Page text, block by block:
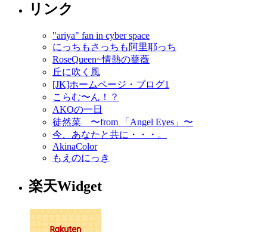
リンク
"ariya" fan in cyber space
にっちもさっちも阿里耶っち
RoseQueen~情熱の薔薇
丘に吹く風
[JK]ホームページ・ブログ1
こらむ〜ん！？
AKOの一日
徒然菜 〜from 「Angel Eyes」〜
今、あなたと共に・・・。
AkinaColor
もえのにっき
楽天Widget